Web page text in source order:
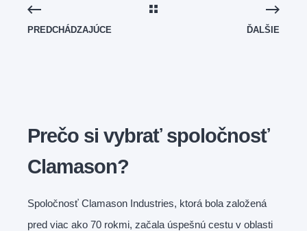
PREDCHÁDZAJÚCE ĎALŠIE
Prečo si vybrať spoločnosť
Clamason?
Spoločnosť Clamason Industries, ktorá bola založená
pred viac ako 70 rokmi, začala úspešnú cestu v oblasti